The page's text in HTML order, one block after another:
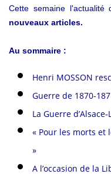
Cette semaine l'actualité
nouveaux articles.
Au sommaire :
Henri MOSSON
Guerre de 1870-
La Guerre
« Pour les morts et
»
A l’occasion de la